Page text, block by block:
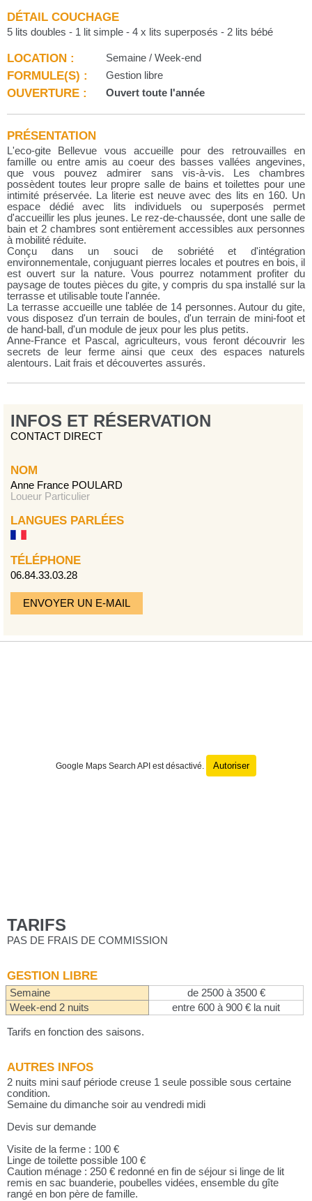
DÉTAIL COUCHAGE
5 lits doubles - 1 lit simple - 4 x lits superposés - 2 lits bébé
LOCATION : Semaine / Week-end
FORMULE(S) : Gestion libre
OUVERTURE : Ouvert toute l'année
PRÉSENTATION
L'eco-gite Bellevue vous accueille pour des retrouvailles en
famille ou entre amis au coeur des basses vallées angevines,
que vous pouvez admirer sans vis-à-vis. Les chambres
possèdent toutes leur propre salle de bains et toilettes pour une
intimité préservée. La literie est neuve avec des lits en 160. Un
espace dédié avec lits individuels ou superposés permet
d'accueillir les plus jeunes. Le rez-de-chaussée, dont une salle de
bain et 2 chambres sont entièrement accessibles aux personnes
à mobilité réduite.
Conçu dans un souci de sobriété et d'intégration
environnementale, conjuguant pierres locales et poutres en bois, il
est ouvert sur la nature. Vous pourrez notamment profiter du
paysage de toutes pièces du gite, y compris du spa installé sur la
terrasse et utilisable toute l'année.
La terrasse accueille une tablée de 14 personnes. Autour du gite,
vous disposez d'un terrain de boules, d'un terrain de mini-foot et
de hand-ball, d'un module de jeux pour les plus petits.
Anne-France et Pascal, agriculteurs, vous feront découvrir les
secrets de leur ferme ainsi que ceux des espaces naturels
alentours. Lait frais et découvertes assurés.
INFOS ET RÉSERVATION
CONTACT DIRECT
NOM
Anne France POULARD
Loueur Particulier
LANGUES PARLÉES
TÉLÉPHONE
06.84.33.03.28
ENVOYER UN E-MAIL
Google Maps Search API est désactivé. Autoriser
TARIFS
PAS DE FRAIS DE COMMISSION
GESTION LIBRE
Semaine
de 2500 à 3500 €
Week-end 2 nuits
entre 600 à 900 € la nuit
Tarifs en fonction des saisons.
AUTRES INFOS
2 nuits mini sauf période creuse 1 seule possible sous certaine
condition.
Semaine du dimanche soir au vendredi midi
Devis sur demande
Visite de la ferme : 100 €
Linge de toilette possible 100 €
Caution ménage : 250 € redonné en fin de séjour si linge de lit
remis en sac buanderie, poubelles vidées, ensemble du gîte
rangé en bon père de famille.